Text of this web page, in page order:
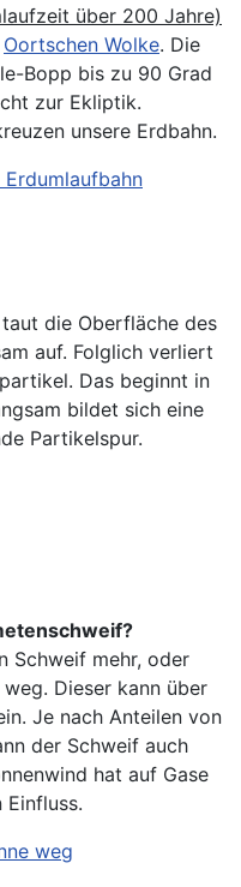
über 200 Jahre)
Oortschen Wolke. Die
Bopp bis zu 90 Grad
zur Ekliptik.
unsere Erdbahn.
die Oberfläche des
auf. Folglich verliert
Das beginnt in
bildet sich eine
Partikelspur.
Schweif mehr, oder
Dieser kann über
Je nach Anteilen von
der Schweif auch
hat auf Gase
Einfluss.